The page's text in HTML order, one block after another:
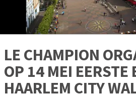
LE CHAMPION
OP 14 MEI EERSTE
HAARLEM CITY